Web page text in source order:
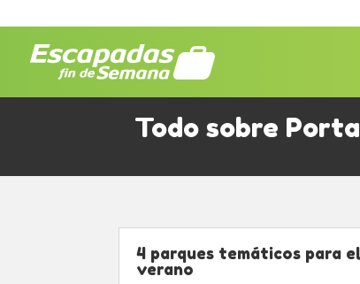
Todo sobre
4 parques temáticos para el
verano